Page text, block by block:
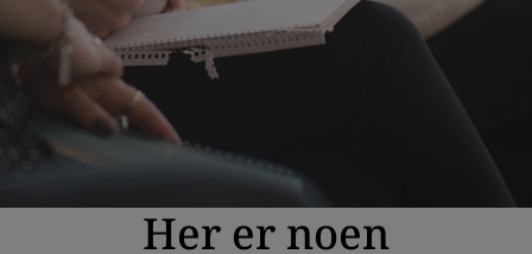
Her er noen